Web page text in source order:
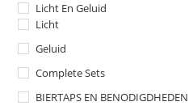
Licht En Geluid
Licht
Geluid
Complete Sets
BIERTAPS EN BENODIGDHEDEN